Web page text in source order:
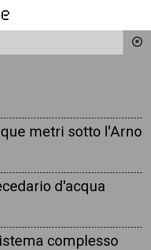
metri sotto l'Arno
d'acqua
complesso